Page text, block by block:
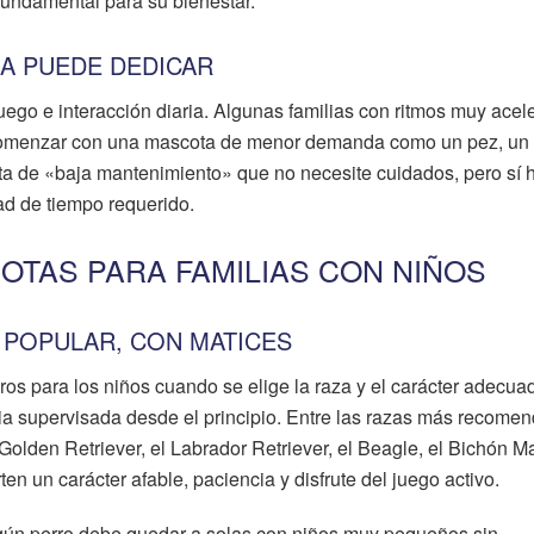
PUEDE DEDICAR
e interacción diaria. Algunas familias con ritmos muy
con una mascota de menor demanda como un pez, un
de «baja mantenimiento» que no necesite cuidados, pero sí
de tiempo requerido.
PARA FAMILIAS CON NIÑOS
CON MATICES
para los niños cuando se elige la raza y el carácter
supervisada desde el principio. Entre las razas más
Retriever, el Labrador Retriever, el Beagle, el Bichón
un carácter afable, paciencia y disfrute del juego activo.